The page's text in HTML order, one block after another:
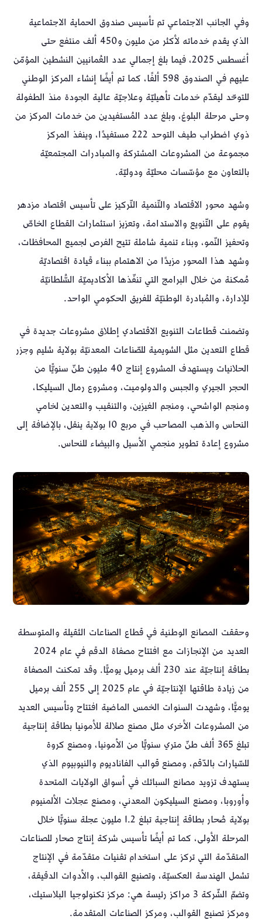
وفي الجانب الاجتماعي تم تأسيس صندوق الحماية الاجتماعية
الذي يقدم خدماته لأكثر من مليون و450 ألف منتفع حتى
أغسطس 2025، فيما بلغ إجمالي عدد العُمانيين النشطين المؤمّن
عليهم في الصندوق 598 ألفًا، كما تم أيضًا إنشاء المركز الوطني
للتوحّد ليقدّم خدمات تأهيليّة وعلاجيّة عالية الجودة منذ الطفولة
وحتى مرحلة البلوغ، وبلغ عدد المُستفيدين من خدمات المركز من
ذوي اضطراب طيف التوحد 222 مستفيدًا، وينفذ المركز
مجموعة من المشروعات المشتركة والمبادرات المجتمعيّة
بالتعاون مع مؤسّسات محليّة ودوليّة.
وشهد محور الاقتصاد والتّنمية التّركيز على تأسيس اقتصاد مزدهر
يقوم على التّنويع والاستدامة، وتعزيز استثمارات القطاع الخاصّ
وتحفيز النّمو، وبناء تنمية شاملة تتيح الفرص لجميع المحافظات،
وشهد هذا المحور مزيدًا من الاهتمام ببناء قيادة اقتصاديّة
مُمكنة من خلال البرامج التي تنفّذها الأكاديميّة السُّلطانيّة
للإدارة، والمُبادرة الوطنيّة للفريق الحكومي الواحد.
وتضمنت قطاعات التنويع الاقتصادي إطلاق مشروعات جديدة في
قطاع التعدين مثل الشويمية للصّناعات المعدنيّة بولاية شليم وجزر
الحلانيات ويستهدف المشروع إنتاج 40 مليون طنّ سنويًّا من
الحجر الجيري والجبس والدولوميت، ومشروع رمال السيليكا،
ومنجم الواشحي، ومنجم الغيزين، والتنقيب والتعدين لخامي
النحاس والذهب المصاحب في مربع 10 بولاية ينقل، بالإضافة إلى
مشروع إعادة تطوير منجمي الأسيل والبيضاء للنحاس.
وحققت المصانع الوطنية في قطاع الصناعات الثقيلة والمتوسطة
العديد من الإنجازات مع افتتاح مصفاة الدقم في عام 2024
بطاقة إنتاجيّة عند 230 ألف برميل يوميًّا. وقد تمكنت المصفاة
من زيادة طاقتها الإنتاجيّة في عام 2025 إلى 255 ألف برميل
يوميًّا، وشهدت السنوات الخمس الماضية افتتاح وتأسيس العديد
من المشروعات الأخرى مثل مصنع صلالة للأمونيا بطاقة إنتاجية
تبلغ 365 ألف طنّ متري سنويًّا من الأمونيا، ومصنع كروة
للسّيارات بالدّقم، ومصنع قوالب الفاناديوم والنيوبيوم الذي
يستهدف تزويد مصانع السبائك في أسواق الولايات المتحدة
وأوروبا، ومصنع السيليكون المعدني، ومصنع عجلات الألمنيوم
بولاية صُحار بطاقة إنتاجية تبلغ 1.2 مليون عجلة سنويًّا خلال
المرحلة الأولى، كما تم أيضًا تأسيس شركة إنتاج صحار للصناعات
المتقدّمة التي تركز على استخدام تقنيات متقدّمة في الإنتاج
تشمل الهندسة العكسيّة، وتصنيع القوالب، والأدوات الدقيقة،
وتضمّ الشّركة 3 مراكز رئيسة هي: مركز تكنولوجيا البلاستيك،
ومركز تصنيع القوالب، ومركز الصناعات المتقدمة.